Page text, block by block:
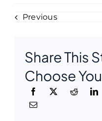
Previous
Share This
Choose